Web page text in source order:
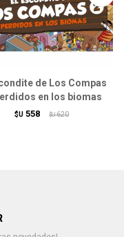
de Los Compas
en los biomas
$U 558 $U 620